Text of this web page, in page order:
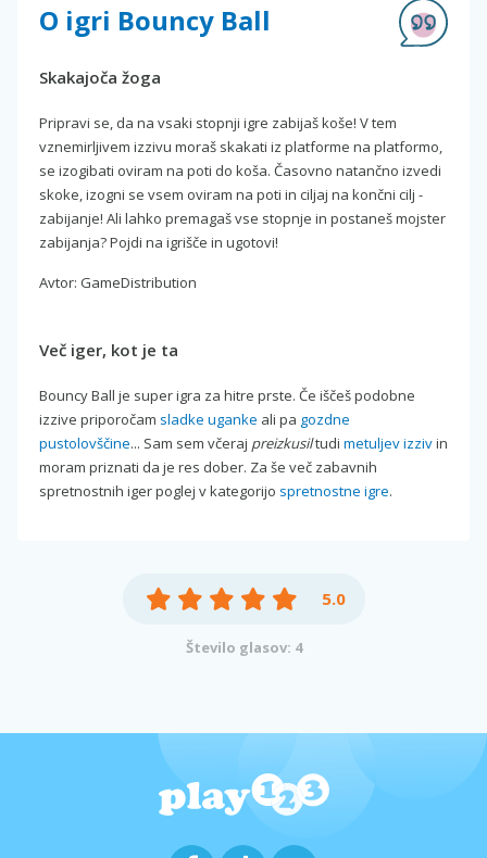
O igri Bouncy Ball
Skakajoča žoga
Pripravi se, da na vsaki stopnji igre zabijaš koše! V tem
vznemirljivem izzivu moraš skakati iz platforme na platformo,
se izogibati oviram na poti do koša. Časovno natančno izvedi
skoke, izogni se vsem oviram na poti in ciljaj na končni cilj -
zabijanje! Ali lahko premagaš vse stopnje in postaneš mojster
zabijanja? Pojdi na igrišče in ugotovi!
Avtor: GameDistribution
Več iger, kot je ta
Bouncy Ball je super igra za hitre prste. Če iščeš podobne
izzive priporočam sladke uganke ali pa gozdne
pustolovščine... Sam sem včeraj preizkusiltudi metuljev izzivin
moram priznati da je res dober. Za še več zabavnih
spretnostnih iger poglej v kategorijo spretnostne igre.
5.0
Število glasov: 4